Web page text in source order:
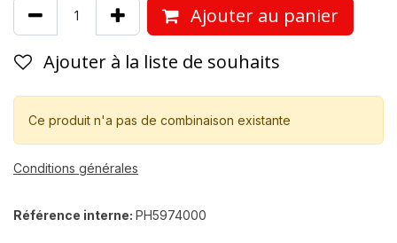
Ajouter au panier
Ajouter à la liste de souhaits
Ce produit n'a pas de combinaison existante
Conditions générales
Référence interne: PH5974000